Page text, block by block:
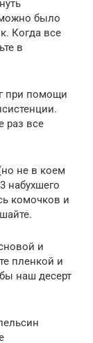
было
Когда все
в
при помощи
раз все
не в коем
набухшего
комочков и
и
пленкой и
наш десерт